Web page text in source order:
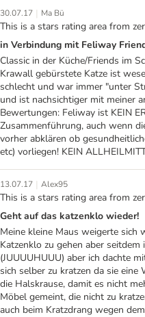
30.07.17 | Ma Bü
This is a stars rating area from
in Verbindung mit Feliway
Classic in der Küche/Friends im
Krawall gebürstete Katze ist
schlecht und war immer "unter
und ist nachsichtiger mit meiner
Bewertungen: Feliway ist KEIN
Zusammenführung, auch wenn
vorher abklären ob
etc) vorliegen! KEIN
13.07.17 | Alex95
This is a stars rating area from
Geht auf das katzenklo wieder!
Meine kleine Maus weigerte sich
Katzenklo zu gehen aber
(JUUUUHUUU) aber ich dachte
sich selber zu kratzen da sie eine
die Halskrause, damit es nicht
Möbel gemeint, die nicht zu
auch beim Kratzdrang wegen dem